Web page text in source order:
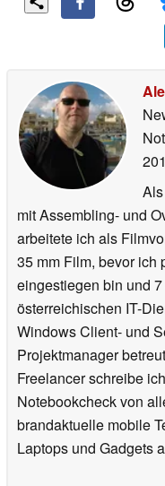
mit Assembling- und
arbeitete ich als
35 mm Film, bevor ich
eingestiegen bin und
österreichischen IT-
Windows Client- und
Projektmanager
Freelancer schreibe
Notebookcheck von
brandaktuelle mobile
Laptops und Gadgets